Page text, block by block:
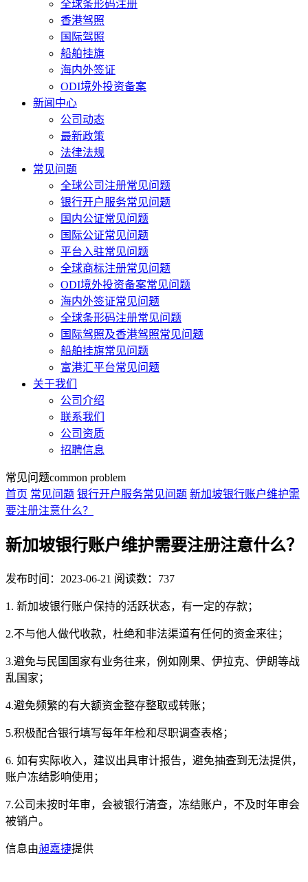
全球条形码注册
香港驾照
国际驾照
船舶挂旗
海内外签证
ODI境外投资备案
新闻中心
公司动态
最新政策
法律法规
常见问题
全球公司注册常见问题
银行开户服务常见问题
国内公证常见问题
国际公证常见问题
平台入驻常见问题
全球商标注册常见问题
ODI境外投资备案常见问题
海内外签证常见问题
全球条形码注册常见问题
国际驾照及香港驾照常见问题
船舶挂旗常见问题
富港汇平台常见问题
关于我们
公司介绍
联系我们
公司资质
招聘信息
常见问题common problem
首页 常见问题 银行开户服务常见问题 新加坡银行账户维护需
要注册注意什么？
新加坡银行账户维护需要注册注意什么？
发布时间：2023-06-21 阅读数：737
1. 新加坡银行账户保持的活跃状态，有一定的存款；
2.不与他人做代收款，杜绝和非法渠道有任何的资金来往；
3.避免与民国国家有业务往来，例如刚果、伊拉克、伊朗等战
乱国家；
4.避免频繁的有大额资金整存整取或转账；
5.积极配合银行填写每年年检和尽职调查表格；
6. 如有实际收入，建议出具审计报告，避免抽查到无法提供，
账户冻结影响使用；
7.公司未按时年审，会被银行清查，冻结账户，不及时年审会
被销户。
信息由昶嘉捷提供